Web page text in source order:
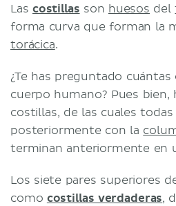
Las costillas son huesos del
forma curva que forman la
torácica.
¿Te has preguntado
cuerpo humano? Pues bien,
costillas, de las cuales
posteriormente con la
terminan anteriormente en
Los siete pares superiores
como costillas verdaderas,